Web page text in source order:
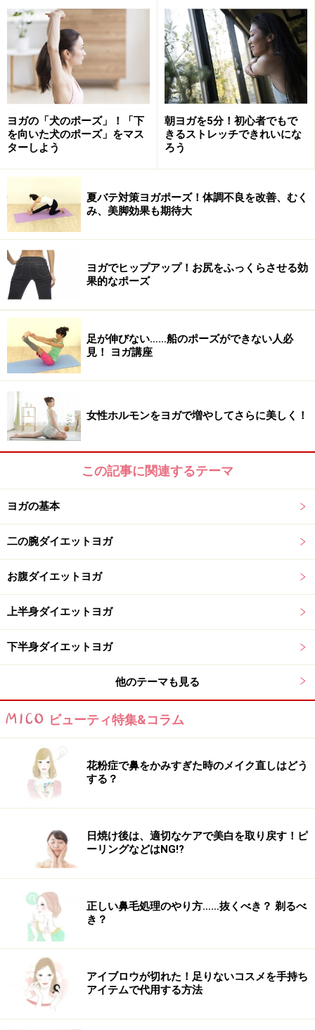
れ、皮膚表面に栄養がくまなく行きわたり、美容のあら
ゆる点においてプラス効果が期待されるのです。
いかがですか？ ヨガを習慣にしている人たちが美しいの
も、納得できますよね。今回は体の裏側を引き締めるポ
ーズと心を落ち着けるメディテーション（瞑想）をご紹
介しますので、ヨガで体と心の贅肉をそぎ落としてみま
せんか？
＜目次＞
ヨガで痩せるポーズ1：太もも、ふくらはぎを引き締め
るポーズ
ヨガで痩せるポーズ2：美しいヒップラインになるポー
ズ
ヨガでは、心が落ち着くメディテーション（瞑想）がお
すすめ！
基本的なメディテーションの方法
ヨガで痩せるポーズ1：太もも、ふくらはぎ
を引き締めるポーズ
このポーズは、気になるお尻、太もも、ふくらはぎを引
ん。効果としては、腰をしなやかにし、脚の筋力もつけ
消し、腹部をリラックスさせ、内臓を活性化させます。
■効果
ふくらはぎ・ヒップ太ももの引き締め効果は絶大です。
足腰の疲れや解消や集中力もアップします。
膝が痛むほどに伸ばさないこと
背中が丸くならないようにしっかりと伸ばしておく
肩に力が入らないよう、リラックスさせる
動作1
1.手首の真上に肩、腰の真下に膝がくるように床に四つ
ん這いになります。膝が痛い人は、ブランケットやタオ
ルなどひきましょう。
ヨガの「犬のポーズ」！「下
を向いた犬のポーズ」をマス
ターしよう
朝ヨガを5分！初心者でもで
きるストレッチできれいにな
ろう
夏バテ対策ヨガポーズ！体調不良を改善、むく
み、美脚効果も期待大
ヨガでヒップアップ！お尻をふっくらさせる効
果的なポーズ
足が伸びない……船のポーズができない人必
見！ ヨガ講座
女性ホルモンをヨガで増やしてさらに美しく！
この記事に関連するテーマ
ヨガの基本
二の腕ダイエットヨガ
お腹ダイエットヨガ
上半身ダイエットヨガ
下半身ダイエットヨガ
他のテーマも見る
ビューティ特集&コラム
花粉症で鼻をかみすぎた時のメイク直しはどう
する？
日焼け後は、適切なケアで美白を取り戻す！ピ
ーリングなどはNG!?
正しい鼻毛処理のやり方……抜くべき？ 剃るべ
き？
アイブロウが切れた！足りないコスメを手持ち
アイテムで代用する方法